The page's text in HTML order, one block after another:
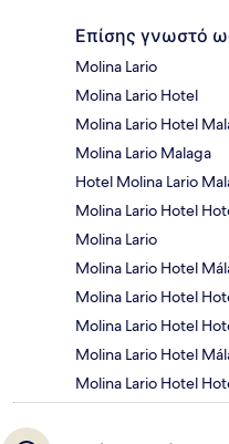
Επίσης γνωστό
Molina Lario
Molina Lario Hotel
Molina Lario Hotel
Molina Lario Malaga
Hotel Molina Lario
Molina Lario Hotel
Molina Lario
Molina Lario Hotel
Molina Lario Hotel
Molina Lario Hotel
Molina Lario Hotel
Molina Lario Hotel